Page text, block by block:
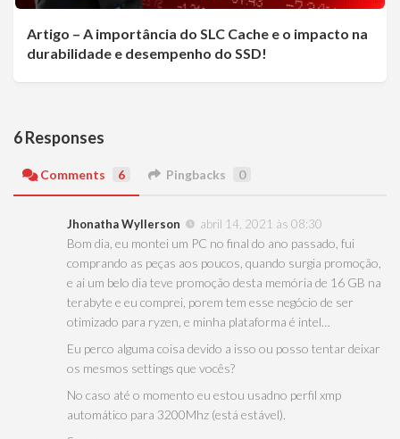
Artigo – A importância do SLC Cache e o impacto na
durabilidade e desempenho do SSD!
6 Responses
Comments 6 Pingbacks 0
Jhonatha Wyllerson abril 14, 2021 às 08:30
Bom dia, eu montei um PC no final do ano passado, fui
comprando as peças aos poucos, quando surgia promoção,
e ai um belo dia teve promoção desta memória de 16 GB na
terabyte e eu comprei, porem tem esse negócio de ser
otimizado para ryzen, e minha plataforma é intel…
Eu perco alguma coisa devido a isso ou posso tentar deixar
os mesmos settings que vocês?
No caso até o momento eu estou usadno perfil xmp
automático para 3200Mhz (está estável).